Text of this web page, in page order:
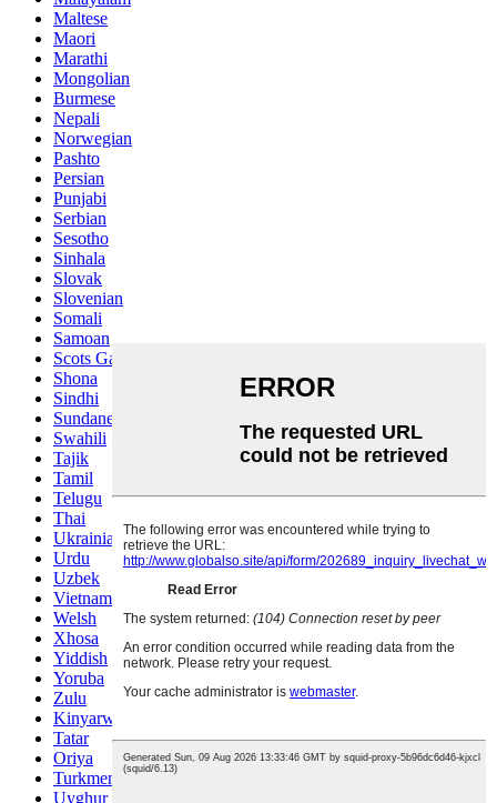
Maltese
Maori
Marathi
Mongolian
Burmese
Nepali
Norwegian
Pashto
Persian
Punjabi
Serbian
Sesotho
Sinhala
Slovak
Slovenian
Somali
Samoan
Scots Gaelic
Shona
Sindhi
Sundanese
Swahili
Tajik
Tamil
Telugu
Thai
Ukrainian
Urdu
Uzbek
Vietnamese
Welsh
Xhosa
Yiddish
Yoruba
Zulu
Kinyarwanda
Tatar
Oriya
Turkmen
Uyghur